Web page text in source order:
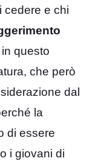
cedere e chi
questo
che però
dal
la
di essere
i giovani di